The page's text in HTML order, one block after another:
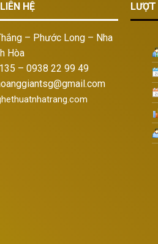
HỆ
– Phước Long – Nha
Hòa
– 0938 22 99 49